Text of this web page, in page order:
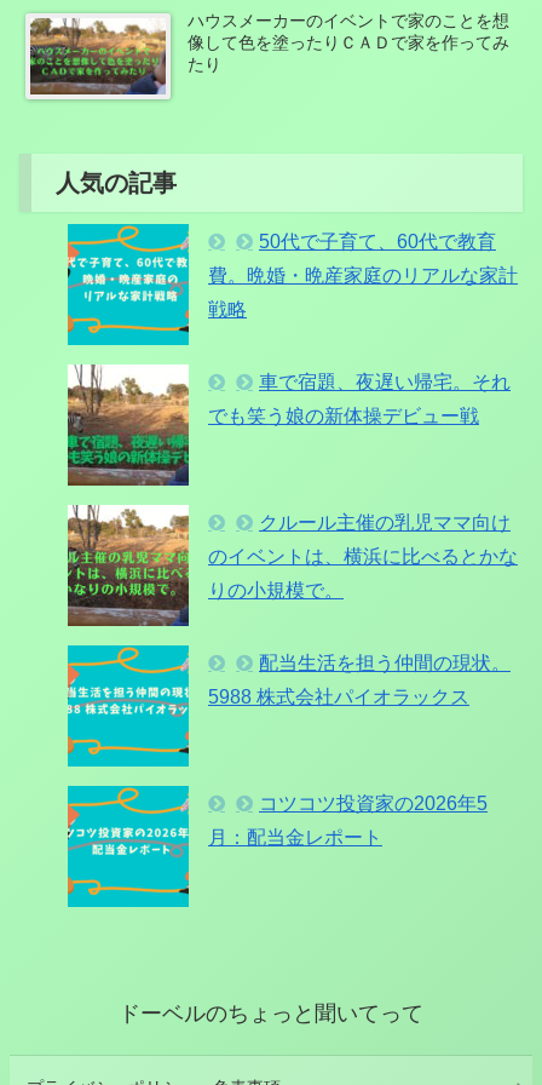
ハウスメーカーのイベントで家のことを想
像して色を塗ったりＣＡＤで家を作ってみ
たり
人気の記事
50代で子育て、60代で教育
費。晩婚・晩産家庭のリアルな家計
戦略
車で宿題、夜遅い帰宅。それ
でも笑う娘の新体操デビュー戦
クルール主催の乳児ママ向け
のイベントは、横浜に比べるとかな
りの小規模で。
配当生活を担う仲間の現状。
5988 株式会社パイオラックス
コツコツ投資家の2026年5
月：配当金レポート
ドーベルのちょっと聞いてって